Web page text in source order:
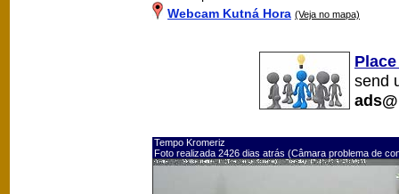
Webcam Kutná Hora (Veja no mapa)
send
Tempo Kromeriz
Foto realizada 2426 dias atrás (Câmara problema de